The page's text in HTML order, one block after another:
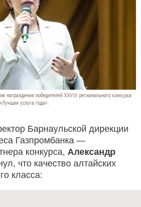
награждения победителей XXVIII регионального конкурса
услуга года».
Барнаульской дирекции
Газпромбанка —
конкурса, Александр
что качество алтайских
класса: